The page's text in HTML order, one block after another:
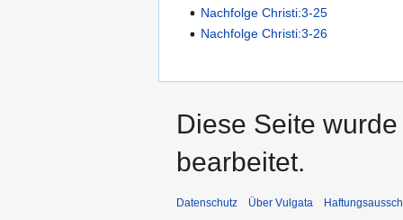
Nachfolge Christi:3-25
Nachfolge Christi:3-26
Diese Seite
bearbeitet.
Datenschutz Über Vulgata